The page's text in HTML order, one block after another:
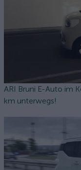
ARI Bruni E-Auto im
km unterwegs!